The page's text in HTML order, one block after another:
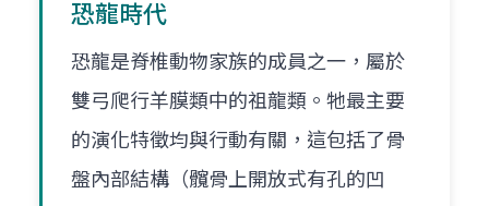
恐龍時代
恐龍是脊椎動物家族的成員之一，屬於
雙弓爬行羊膜類中的祖龍類。牠最主要
的演化特徵均與行動有關，這包括了骨
盤內部結構（髖骨上開放式有孔的凹